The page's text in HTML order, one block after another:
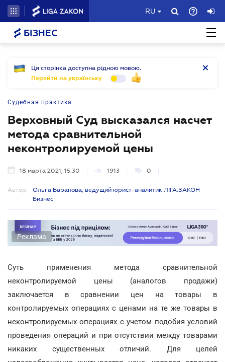
RU
БІЗНЕС
Ця сторінка доступна рідною мовою.
Перейти на українську
Судебная практика
Верховный Суд высказался насчет
метода сравнительной
неконтролируемой цены
18 марта 2021, 15:30 1913 0
Автор:
Ольга Баранова, ведущий юрист-аналитик ЛІГА:ЗАКОН
Бизнес
Реклама
Суть применения метода сравнительной
неконтролируемой цены (аналогов продажи)
заключается в сравнении цен на товары в
контролируемых операциях с ценами на те же товары в
неконтролируемых операциях с учетом подобия условий
проведения операций и при отсутствии между товарами
никаких существенных отличий. Для целей